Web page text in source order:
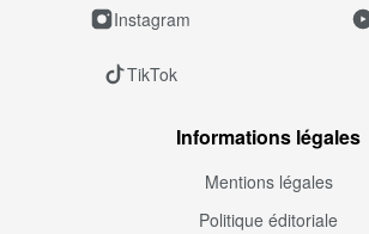
Instagram
TikTok
Informations légales
Mentions légales
Politique éditoriale